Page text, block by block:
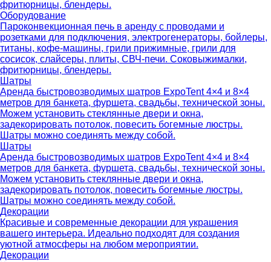
фритюрницы, блендеры.
Оборудование
Пароконвекционная печь в аренду с проводами и
розетками для подключения, электрогенераторы, бойлеры,
титаны, кофе-машины, грили прижимные, грили для
сосисок, слайсеры, плиты, СВЧ-печи. Соковыжималки,
фритюрницы, блендеры.
Шатры
Аренда быстровозводимых шатров ExpoTent 4×4 и 8×4
метров для банкета, фуршета, свадьбы, технической зоны.
Можем установить стеклянные двери и окна,
задекорировать потолок, повесить богемные люстры.
Шатры можно соединять между собой.
Шатры
Аренда быстровозводимых шатров ExpoTent 4×4 и 8×4
метров для банкета, фуршета, свадьбы, технической зоны.
Можем установить стеклянные двери и окна,
задекорировать потолок, повесить богемные люстры.
Шатры можно соединять между собой.
Декорации
Красивые и современные декорации для украшения
вашего интерьера. Идеально подходят для создания
уютной атмосферы на любом мероприятии.
Декорации